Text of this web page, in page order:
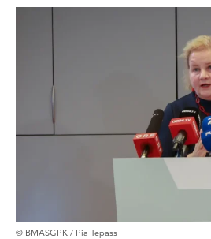
© BMASGPK / Pia Tepass